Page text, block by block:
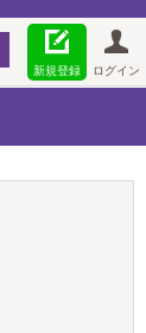
ログイン
新規登録